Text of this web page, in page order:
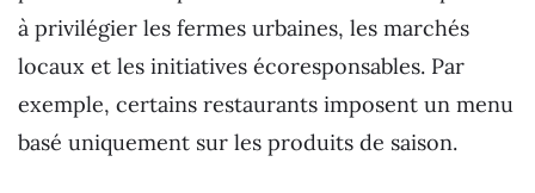
à privilégier les fermes urbaines, les marchés
locaux et les initiatives écoresponsables. Par
exemple, certains restaurants imposent un menu
basé uniquement sur les produits de saison.